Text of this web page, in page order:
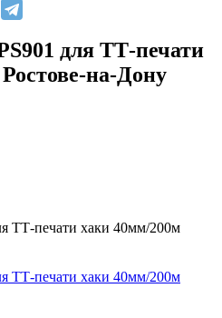
для ТТ-печати
на-Дону
ТТ-печати хаки 40мм/200м